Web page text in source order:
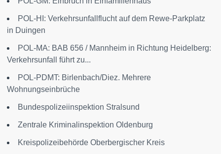
POL-HI: Verkehrsunfallflucht auf dem Rewe-Parkplatz
in Duingen
POL-MA: BAB 656 / Mannheim in Richtung Heidelberg:
Verkehrsunfall führt zu...
POL-PDMT: Birlenbach/Diez. Mehrere
Wohnungseinbrüche
Bundespolizeiinspektion Stralsund
Zentrale Kriminalinspektion Oldenburg
Kreispolizeibehörde Oberbergischer Kreis